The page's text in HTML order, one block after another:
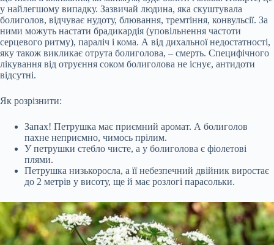
у найлегшому випадку. Зазвичай людина, яка скуштувала
болиголов, відчуває нудоту, блювання, тремтіння, конвульсії. За
ними можуть настати брадикардія (уповільнення частоти
серцевого ритму), параліч і кома. А від дихальної недостатності,
яку також викликає отрута болиголова, – смерть. Специфічного
лікування від отруєння соком болиголова не існує, антидоти
відсутні.
Як розрізнити:
Запах! Петрушка має приємний аромат. А болиголов
пахне неприємно, чимось прілим.
У петрушки стебло чисте, а у болиголова є фіолетові
плями.
Петрушка низькоросла, а її небезпечний двійник виростає
до 2 метрів у висоту, ще й має розлогі парасольки.